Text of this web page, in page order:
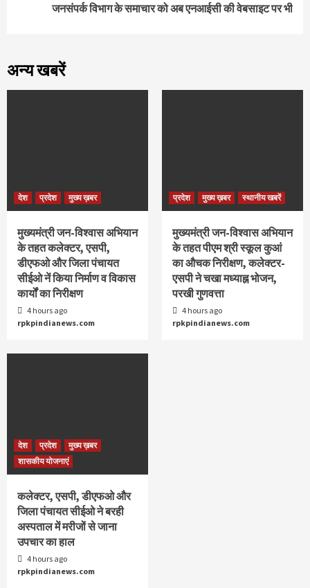
जनसंपर्क विभाग के समाचार को अब एनआईसी की वेबसाइट पर भी
अन्य खबरें
देश प्रदेश मुख्य ख़बर
मुख्यमंत्री जन-विश्वास अभियान
के तहत कलेक्टर, एसपी,
डीएफओ और जिला पंचायत
सीईओ नें किया निर्माण व विकास
कार्यों का निरीक्षण
4 hours ago
rpkpindianews.com
प्रदेश मुख्य ख़बर स्थानीय खबरें
मुख्यमंत्री जन-विश्वास अभियान
के तहत पीएम श्री स्कूल कुआं
का औचक निरीक्षण, कलेक्टर-
एसपी ने चखा मध्याह्न भोजन,
परखी गुणवत्ता
4 hours ago
rpkpindianews.com
देश प्रदेश
मुख्य ख़बर
शासकीय योजनाएं
कलेक्टर, एसपी, डीएफओ और
जिला पंचायत सीईओ ने बरही
अस्पताल में मरीजों से जाना
उपचार का हाल
4 hours ago
rpkpindianews.com